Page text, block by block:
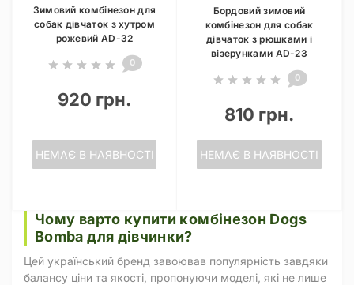
Зимовий комбінезон для
собак дівчаток з хутром
рожевий AD-32
0
920 грн.
НЕМАЄ В НАЯВНОСТІ
Бордовий зимовий
комбінезон для собак
дівчаток з рюшками і
візерунками AD-23
0
810 грн.
НЕМАЄ В НАЯВНОСТІ
Чому варто купити комбінезон Dogs
Bomba для дівчинки?
Цей український бренд завоював популярність завдяки
балансу ціни та якості, пропонуючи моделі, які не лише